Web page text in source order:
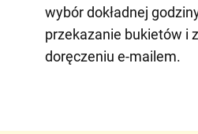
wybór dokładnej
przekazanie bukietów i
doręczeniu e-mailem.